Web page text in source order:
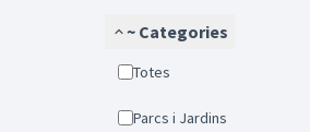
~ Categories
Totes
Parcs i Jardins